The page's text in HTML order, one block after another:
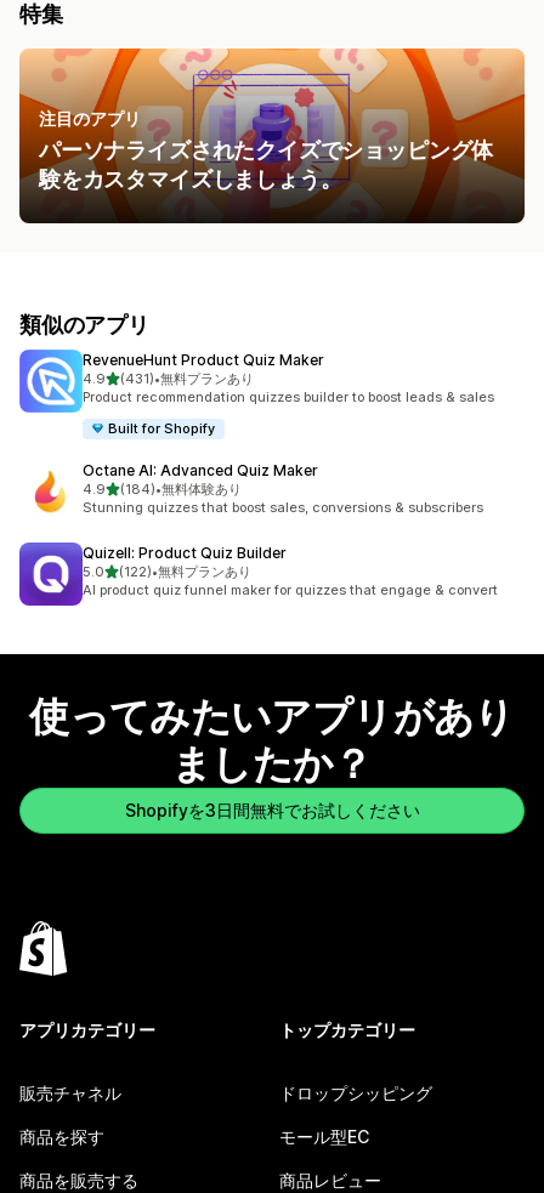
特集
注目のアプリ
パーソナライズされたクイズでショッピング体
験をカスタマイズしましょう。
類似のアプリ
RevenueHunt Product Quiz Maker
4.95つ星中
(431)
合計レビュー数：431件
•無料プランあり
Product recommendation quizzes builder to boost leads & sales
Built for Shopify
Octane AI: Advanced Quiz Maker
4.95つ星中
(184)
合計レビュー数：184件
•無料体験あり
Stunning quizzes that boost sales, conversions & subscribers
Quizell: Product Quiz Builder
5.05つ星中
(122)
合計レビュー数：122件
•無料プランあり
AI product quiz funnel maker for quizzes that engage & convert
使ってみたいアプリがあり
ましたか？
Shopifyを3日間無料でお試しください
アプリカテゴリー
販売チャネル
商品を探す
商品を販売する
トップカテゴリー
ドロップシッピング
モール型EC
商品レビュー